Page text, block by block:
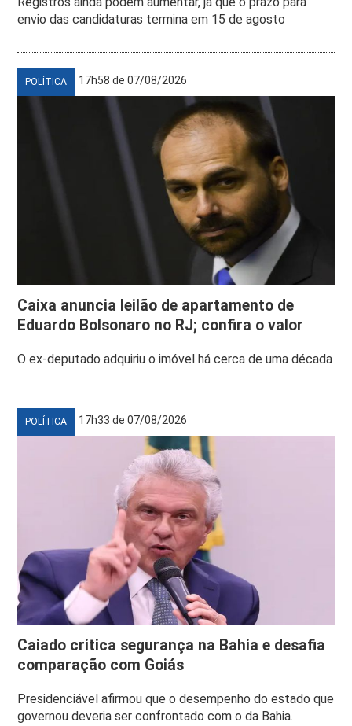
envio das candidaturas termina em 15 de agosto
POLÍTICA 17h58 de 07/08/2026
Caixa anuncia leilão de apartamento de
Eduardo Bolsonaro no RJ; confira o valor
O ex-deputado adquiriu o imóvel há cerca de uma década
POLÍTICA 17h33 de 07/08/2026
Caiado critica segurança na Bahia e desafia
comparação com Goiás
Presidenciável afirmou que o desempenho do estado que
governou deveria ser confrontado com o da Bahia.